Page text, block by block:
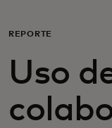
Noticias y
REPORTE
Uso